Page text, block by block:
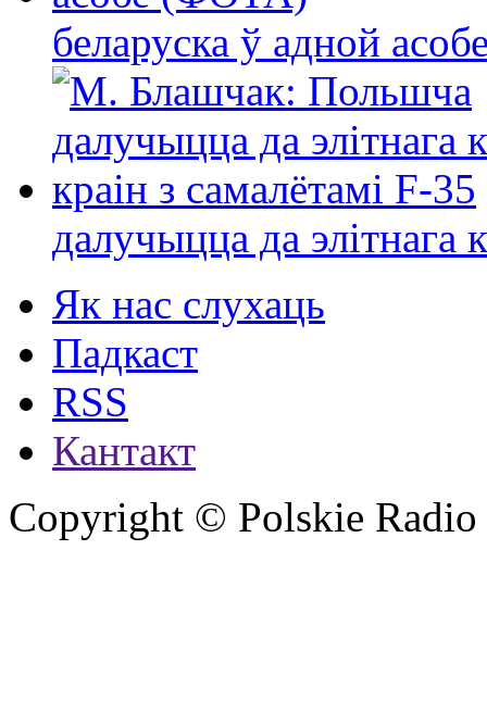
беларуска ў адной
далучыцца да элітнага
Як нас слухаць
Падкаст
RSS
Кантакт
Copyright © Polskie